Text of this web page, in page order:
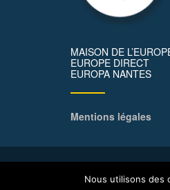
MAISON DE
EUROPE DIRECT
EUROPA NANTES
Mentions légales
© All Right Reserved
Nous utilisons des